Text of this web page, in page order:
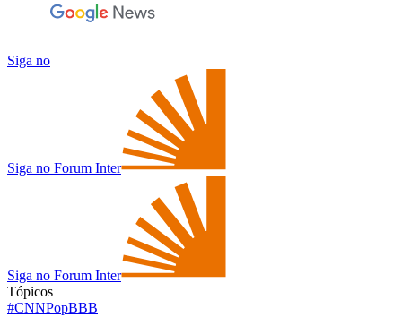
Siga no
Siga no Forum Inter
Siga no Forum Inter
Tópicos
#CNNPopBBB